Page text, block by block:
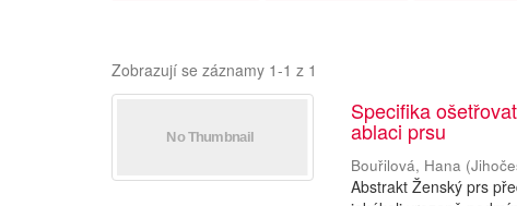
Zobrazují se záznamy 1-1 z 1
Specifika
ablaci prsu
Bouřilová, Hana (
Abstrakt Ženský prs